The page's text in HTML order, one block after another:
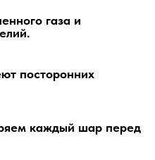
газа и
посторонних
каждый шар перед